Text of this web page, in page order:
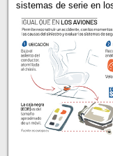
sistemas de serie en